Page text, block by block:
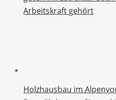
Arbeitskraft gehört
Holzhausbau im